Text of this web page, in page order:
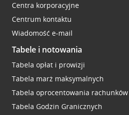
Centra korporacyjne
Centrum kontaktu
Wiadomość e-mail
Tabele i notowania
Tabela opłat i prowizji
Tabela marż maksymalnych
Tabela oprocentowania
Tabela Godzin Granicznych